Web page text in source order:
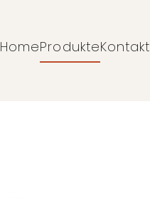
Navigation
überspringen
HomeProdukteKontakt